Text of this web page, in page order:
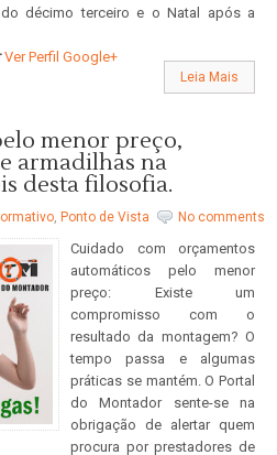
décimo terceiro e o Natal após a
Ver Perfil Google+
Leia Mais
menor preço,
armadilhas na
desta filosofia.
, Ponto de Vista No comments
Cuidado com orçamentos
automáticos pelo menor
preço: Existe um
compromisso com o
resultado da montagem? O
tempo passa e algumas
práticas se mantém. O Portal
do Montador sente-se na
obrigação de alertar quem
procura por prestadores de